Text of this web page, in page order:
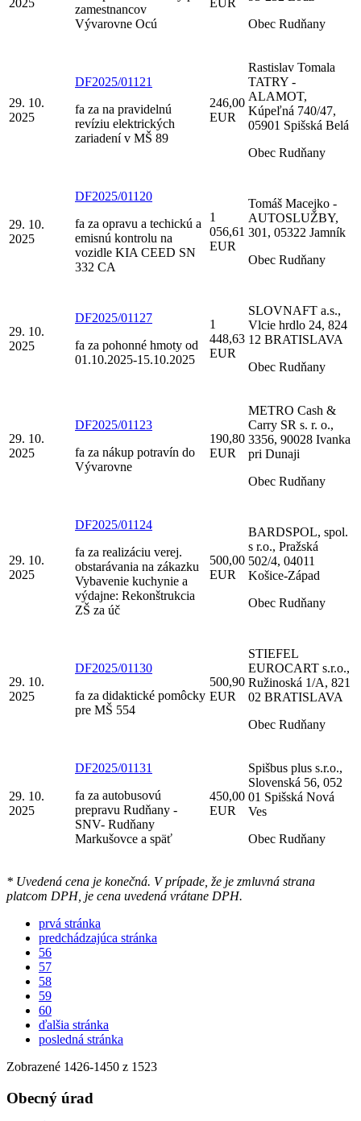
zamestnancov
Vývarovne Ocú
Obec Rudňany
29. 10.
2025
DF2025/01121
fa za na pravidelnú
revíziu elektrických
zariadení v MŠ 89
246,00
EUR
Rastislav Tomala
TATRY -
ALAMOT,
Kúpeľná 740/47,
05901 Spišská Belá
Obec Rudňany
29. 10.
2025
DF2025/01120
fa za opravu a techickú a
emisnú kontrolu na
vozidle KIA CEED SN
332 CA
1
056,61
EUR
Tomáš Macejko -
AUTOSLUŽBY,
301, 05322 Jamník
Obec Rudňany
29. 10.
2025
DF2025/01127
fa za pohonné hmoty od
01.10.2025-15.10.2025
1
448,63
EUR
SLOVNAFT a.s.,
Vlcie hrdlo 24, 824
12 BRATISLAVA
Obec Rudňany
29. 10.
2025
DF2025/01123
fa za nákup potravín do
Vývarovne
190,80
EUR
METRO Cash &
Carry SR s. r. o.,
3356, 90028 Ivanka
pri Dunaji
Obec Rudňany
29. 10.
2025
DF2025/01124
fa za realizáciu verej.
obstarávania na zákazku
Vybavenie kuchynie a
výdajne: Rekonštrukcia
ZŠ za úč
500,00
EUR
BARDSPOL, spol.
s r.o., Pražská
502/4, 04011
Košice-Západ
Obec Rudňany
29. 10.
2025
DF2025/01130
fa za didaktické pomôcky
pre MŠ 554
500,90
EUR
STIEFEL
EUROCART s.r.o.,
Ružinoská 1/A, 821
02 BRATISLAVA
Obec Rudňany
29. 10.
2025
DF2025/01131
fa za autobusovú
prepravu Rudňany -
SNV- Rudňany
Markušovce a späť
450,00
EUR
Spišbus plus s.r.o.,
Slovenská 56, 052
01 Spišská Nová
Ves
Obec Rudňany
* Uvedená cena je konečná. V prípade, že je zmluvná strana
platcom DPH, je cena uvedená vrátane DPH.
prvá stránka
predchádzajúca stránka
56
57
58
59
60
ďalšia stránka
posledná stránka
Zobrazené 1426-1450 z 1523
Obecný úrad